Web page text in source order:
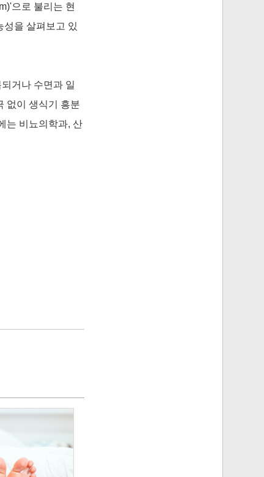
으로 불리는 현
성을 살펴보고 있
거나 수면과 일
없이 생식기 흥분
는 비뇨의학과, 산